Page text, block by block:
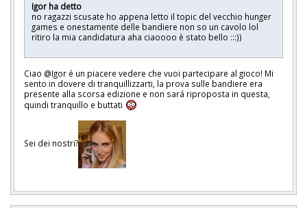
Igor ha detto
no ragazzi scusate ho appena letto il topic del vecchio hunger
games e onestamente delle bandiere non so un cavolo lol
ritiro la mia candidatura aha ciaoooo è stato bello :::))
Ciao @Igor é un piacere vedere che vuoi partecipare al gioco! Mi
sento in dovere di tranquillizzarti, la prova sulle bandiere era
presente alla scorsa edizione e non sará riproposta in questa,
quindi tranquillo e buttati
Sei dei nostri?